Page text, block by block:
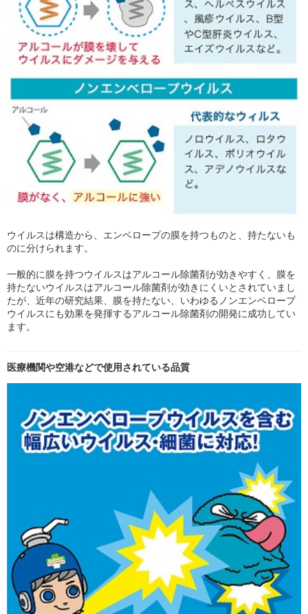
ウイルスは構造から、エンベロープの膜を持つものと、持たないも
のに分けられます。
一般的に膜を持つウイルスはアルコール除菌剤が効きやすく、膜を
持たないウイルスはアルコール除菌剤が効きにくいとされていまし
たが、近年の研究結果、膜を持たない、いわゆるノンエンベロープ
ウイルスにも効果を発揮するアルコール除菌剤の開発に成功してい
ます。
医療機関や空港などで使用されている品質